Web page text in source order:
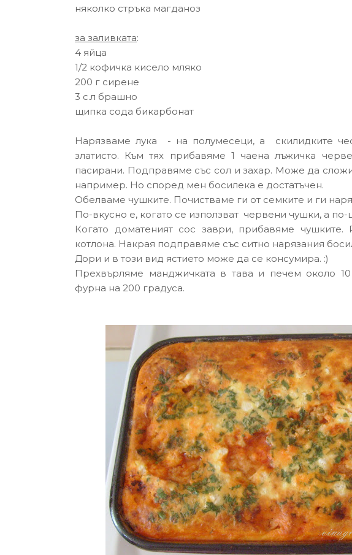
няколко стръка магданоз
за заливката:
4 яйца
1/2 кофичка кисело мляко
200 г сирене
3 с.л брашно
щипка сода бикарбонат
Нарязваме лука - на полумесеци, а скилидките
златисто. Към тях прибавяме 1 чаена лъжичка
пасирани. Подправяме със сол и захар. Може да
например. Но според мен босилека е достатъчен.
Обелваме чушките. Почистваме ги от семките и ги
По-вкусно е, когато се използват червени чушки, а
Когато доматеният сос заври, прибавяме
котлона. Накрая подправяме със ситно нарязания
Дори и в този вид ястието може да се консумира. :)
Прехвърляме манджичката в тава и печем около
фурна на 200 градуса.